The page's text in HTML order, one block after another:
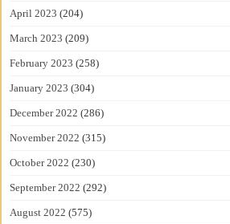
April 2023 (204)
March 2023 (209)
February 2023 (258)
January 2023 (304)
December 2022 (286)
November 2022 (315)
October 2022 (230)
September 2022 (292)
August 2022 (575)